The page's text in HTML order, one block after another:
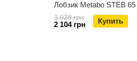
Лобзик Metabo STEB
3 028 грн
2 104 грн Купить